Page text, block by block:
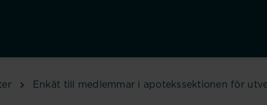
Enkät till medlemmar i apotekssektionen för